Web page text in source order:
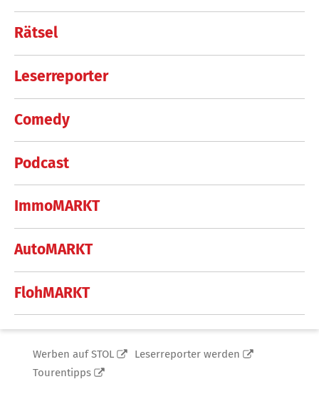
Rätsel
Leserreporter
Comedy
Podcast
ImmoMARKT
AutoMARKT
FlohMARKT
Werben auf STOL
Leserreporter werden
Tourentipps